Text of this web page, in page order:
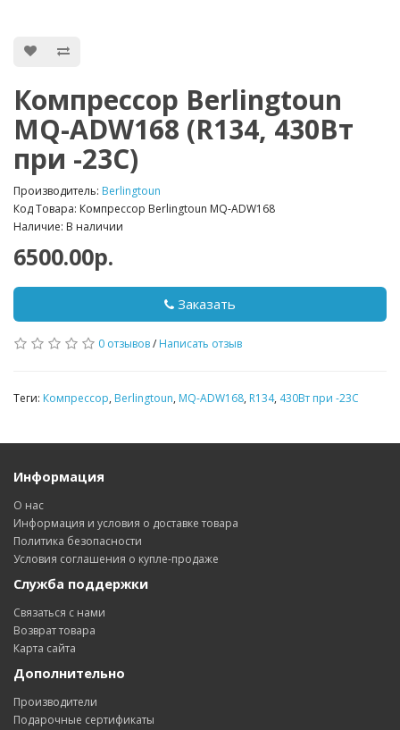
Компрессор Berlingtoun
MQ-ADW168 (R134, 430Вт
при -23С)
Производитель: Berlingtoun
Код Товара: Компрессор Berlingtoun MQ-ADW168
Наличие: В наличии
6500.00р.
Заказать
0 отзывов/ Написать отзыв
Теги: Компрессор, Berlingtoun, MQ-ADW168, R134, 430Вт при -23С
Информация
О нас
Информация и условия о доставке товара
Политика безопасности
Условия соглашения о купле-продаже
Служба поддержки
Связаться с нами
Возврат товара
Карта сайта
Дополнительно
Производители
Подарочные сертификаты